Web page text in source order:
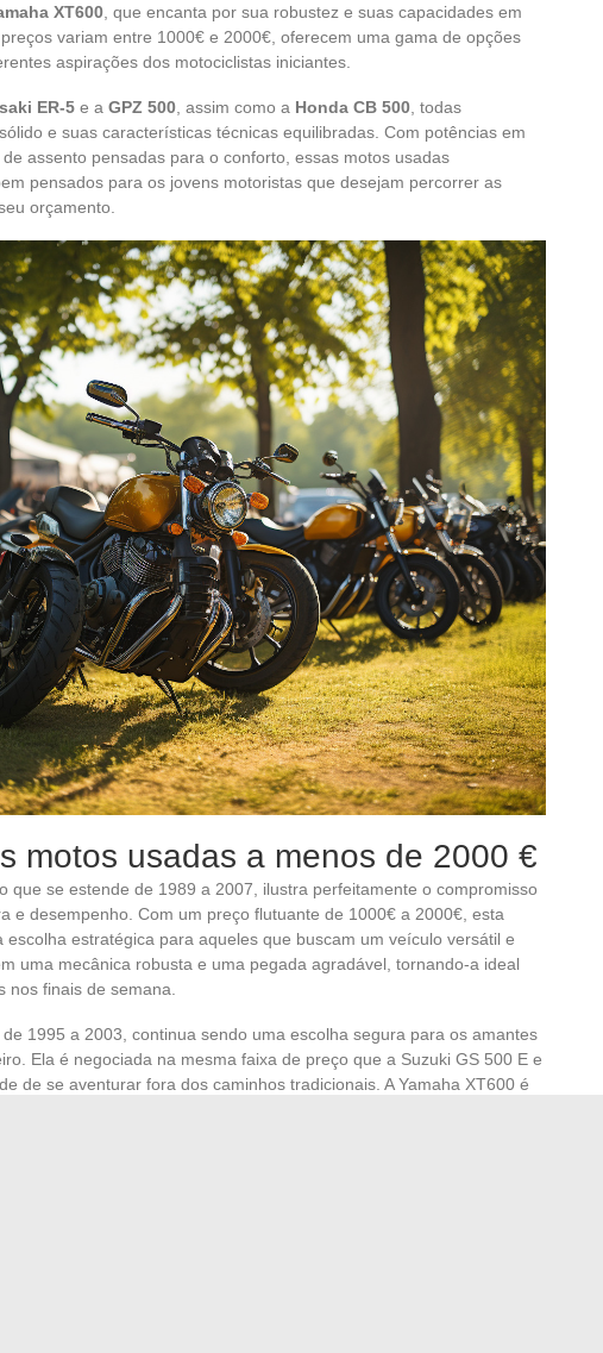
XT600 , que encanta por sua robustez e suas capacidades em
variam entre 1000€ e 2000€, oferecem uma gama de opções
aspirações dos motociclistas iniciantes.
ER-5 e a GPZ 500 , assim como a Honda CB 500 , todas
e suas características técnicas equilibradas. Com potências em
assento pensadas para o conforto, essas motos usadas
pensados para os jovens motoristas que desejam percorrer as
orçamento.
motos usadas a menos de 2000 €
que se estende de 1989 a 2007, ilustra perfeitamente o compromisso
e desempenho. Com um preço flutuante de 1000€ a 2000€, esta
escolha estratégica para aqueles que buscam um veículo versátil e
uma mecânica robusta e uma pegada agradável, tornando-a ideal
nos finais de semana.
de 1995 a 2003, continua sendo uma escolha segura para os amantes
Ela é negociada na mesma faixa de preço que a Suzuki GS 500 E e
de se aventurar fora dos caminhos tradicionais. A Yamaha XT600 é